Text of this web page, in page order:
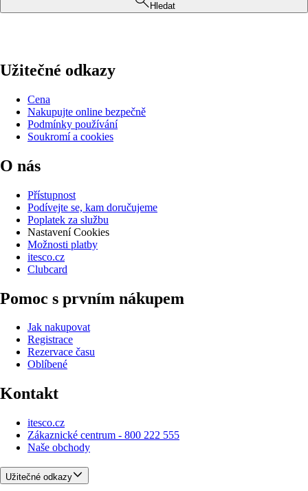
Hledat
Užitečné odkazy
Cena
Nakupujte online bezpečně
Podmínky používání
Soukromí a cookies
O nás
Přístupnost
Podívejte se, kam doručujeme
Poplatek za službu
Nastavení Cookies
Možnosti platby
itesco.cz
Clubcard
Pomoc s prvním nákupem
Jak nakupovat
Registrace
Rezervace času
Oblíbené
Kontakt
itesco.cz
Zákaznické centrum - 800 222 555
Naše obchody
Užitečné odkazy